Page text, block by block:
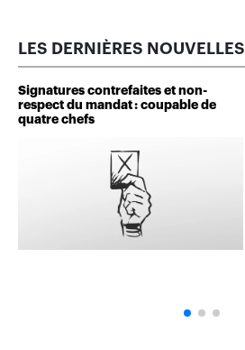
LES DERNIÈRES NOUVELLES
Signatures contrefaites et non-
respect du mandat : coupable de
quatre chefs